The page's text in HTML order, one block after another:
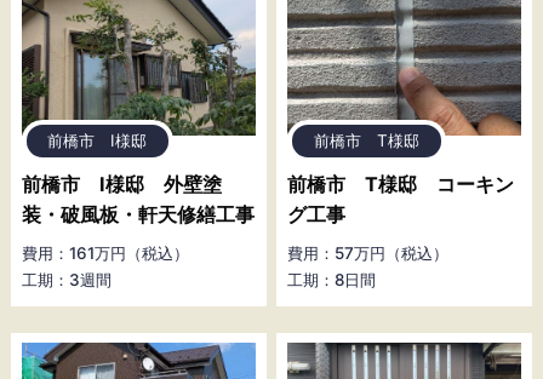
前橋市 I様邸
前橋市 I様邸 外壁塗
装・破風板・軒天修繕工事
費用：161万円（税込）
工期：3週間
前橋市 T様邸
前橋市 T様邸 コーキン
グ工事
費用：57万円（税込）
工期：8日間